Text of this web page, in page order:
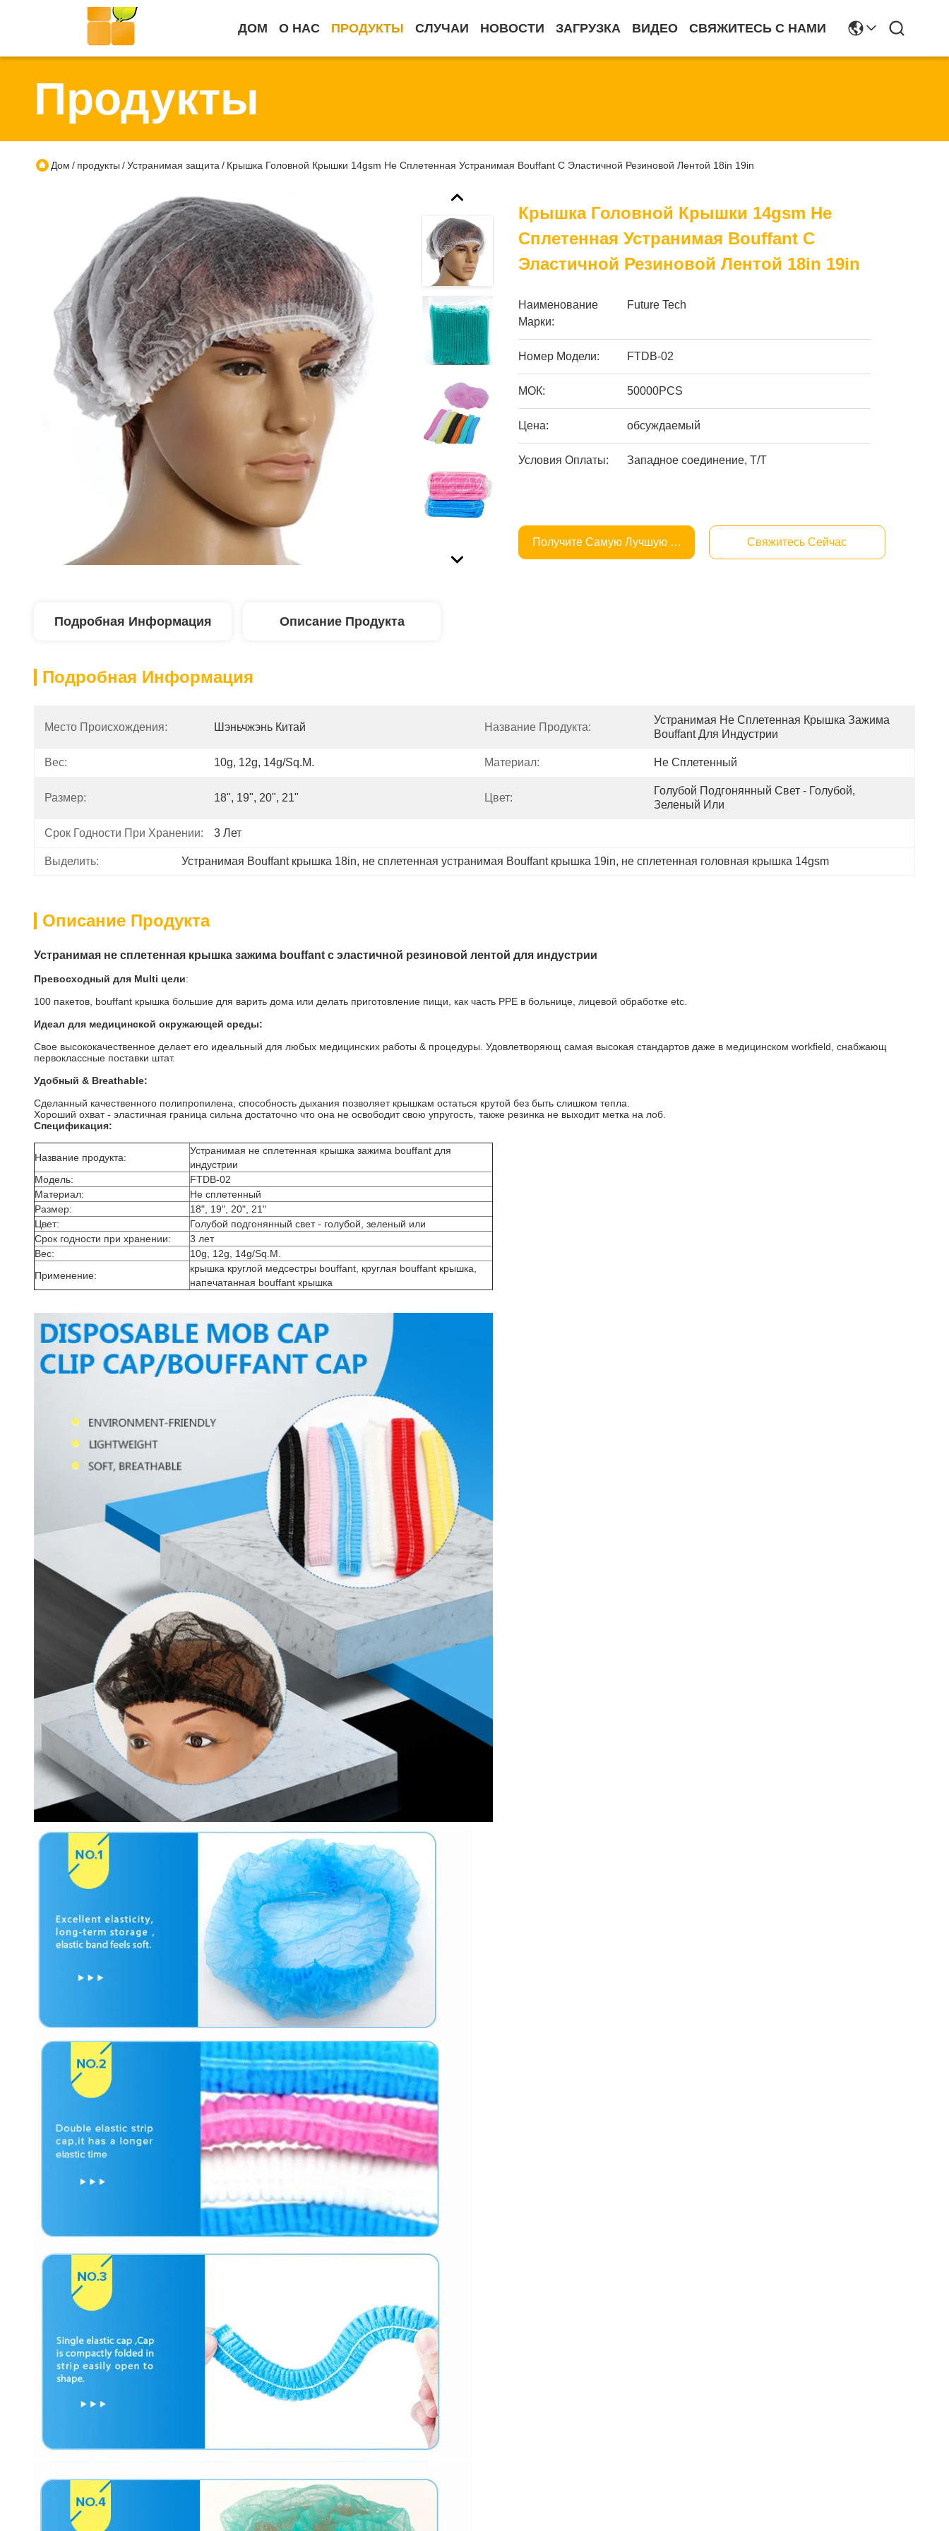
ДОМ О НАС ПРОДУКТЫ СЛУЧАИ НОВОСТИ ЗАГРУЗКА ВИДЕО СВЯЖИТЕСЬ С НАМИ
Продукты
Дом / продукты /Устранимая защита / Крышка Головной Крышки 14gsm Не Сплетенная Устранимая Bouffant С Эластичной Резиновой Лентой 18in 19in
Крышка Головной Крышки 14gsm Не
Сплетенная Устранимая Bouffant С
Эластичной Резиновой Лентой 18in 19in
Наименование
Марки:
Future Tech
Номер Модели: FTDB-02
МОК: 50000PCS
Цена: обсуждаемый
Условия Оплаты: Западное соединение, T/T
Получите Самую Лучшую Цену Свяжитесь Сейчас
Подробная Информация Описание Продукта
Подробная Информация
Место Происхождения: Шэньчжэнь Китай Название Продукта:
Устранимая Не Сплетенная Крышка Зажима
Bouffant Для Индустрии
Вес: 10g, 12g, 14g/Sq.M. Материал: Не Сплетенный
Размер: 18", 19", 20", 21" Цвет:
Голубой Подгонянный Свет - Голубой,
Зеленый Или
Срок Годности При Хранении: 3 Лет
Выделить: Устранимая Bouffant крышка 18in, не сплетенная устранимая Bouffant крышка 19in, не сплетенная головная крышка 14gsm
Описание Продукта
Устранимая не сплетенная крышка зажима bouffant с эластичной резиновой лентой для индустрии
Превосходный для Multi цели:
100 пакетов, bouffant крышка большие для варить дома или делать приготовление пищи, как часть PPE в больнице, лицевой обработке etc.
Идеал для медицинской окружающей среды:
Свое высококачественное делает его идеальный для любых медицинских работы & процедуры. Удовлетворяющ самая высокая стандартов даже в медицинском workfield, снабжающ
первоклассные поставки штат.
Удобный & Breathable:
Сделанный качественного полипропилена, способность дыхания позволяет крышкам остаться крутой без быть слишком тепла.
Хороший охват - эластичная граница сильна достаточно что она не освободит свою упругость, также резинка не выходит метка на лоб.
Спецификация:
Название продукта:
Устранимая не сплетенная крышка зажима bouffant для
индустрии
Модель:
FTDB-02
Материал:
Не сплетенный
Размер:
18", 19", 20", 21"
Цвет:
Голубой подгонянный свет - голубой, зеленый или
Срок годности при хранении:
3 лет
Вес:
10g, 12g, 14g/Sq.M.
Применение:
крышка круглой медсестры bouffant, круглая bouffant крышка,
напечатанная bouffant крышка